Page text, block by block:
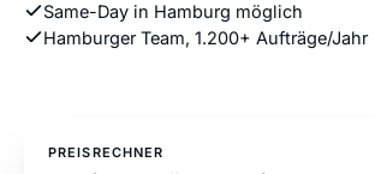
Same-Day in Hamburg möglich
Hamburger Team, 1.200+ Aufträge/Jahr
PREISRECHNER